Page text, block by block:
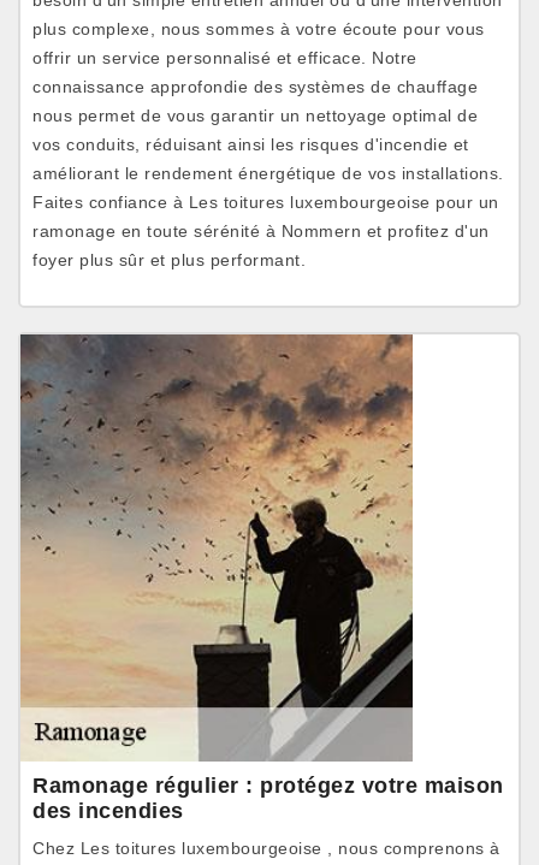
plus complexe, nous sommes à votre écoute pour vous
offrir un service personnalisé et efficace. Notre
connaissance approfondie des systèmes de chauffage
nous permet de vous garantir un nettoyage optimal de
vos conduits, réduisant ainsi les risques d'incendie et
améliorant le rendement énergétique de vos installations.
Faites confiance à Les toitures luxembourgeoise pour un
ramonage en toute sérénité à Nommern et profitez d'un
foyer plus sûr et plus performant.
Ramonage régulier : protégez votre maison
des incendies
Chez Les toitures luxembourgeoise , nous comprenons à